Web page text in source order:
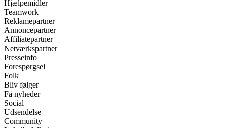
Hjælpemidler
Teamwork
Reklamepartner
Annoncepartner
Affiliatepartner
Netværkspartner
Presseinfo
Forespørgsel
Folk
Bliv følger
Få nyheder
Social
Udsendelse
Community